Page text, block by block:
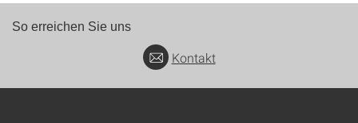
So erreichen Sie uns
Kontakt